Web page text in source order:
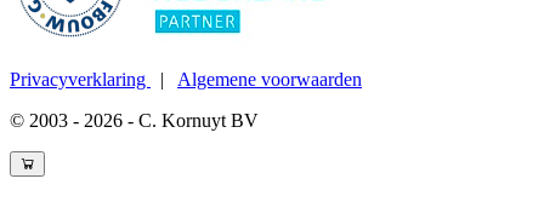
Privacyverklaring | Algemene voorwaarden
© 2003 - 2026 - C. Kornuyt BV